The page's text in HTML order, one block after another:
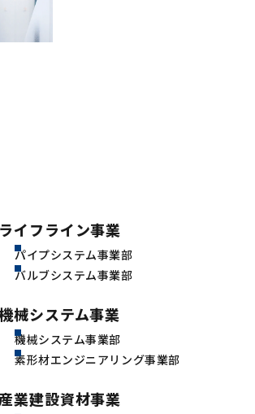
ライフライン事業
パイプシステム事業部
バルブシステム事業部
械システム事業
機械システム事業部
素形材エンジニアリング事業部
業建設資材事業